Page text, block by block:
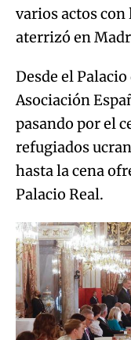
varios actos con
aterrizó en
Desde el
Asociación
pasando por el
refugiados
hasta la cena
Palacio Real.